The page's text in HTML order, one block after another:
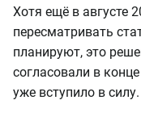
Хотя ещё в августе
пересматривать
планируют, это
согласовали в
уже вступило в силу.